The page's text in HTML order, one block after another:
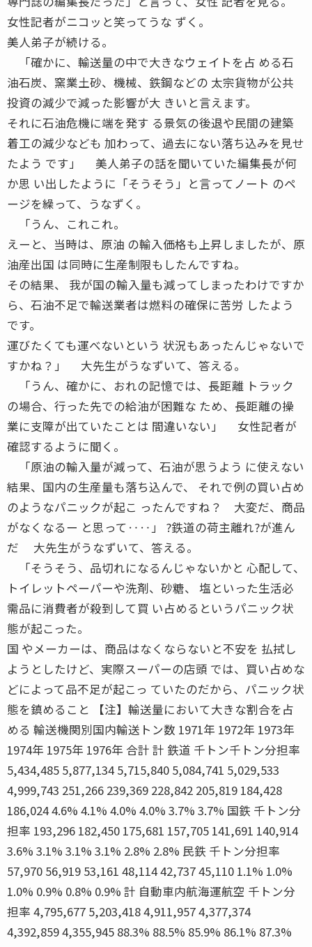
女性記者がニコッと笑ってうな ずく。
美人弟子が続ける。
「確かに、輸送量の中で大きなウェイトを占 める石
油石炭、窯業土砂、機械、鉄鋼などの 太宗貨物が公共
投資の減少で減った影響が大 きいと言えます。
それに石油危機に端を発す る景気の後退や民間の建築
着工の減少なども 加わって、過去にない落ち込みを見せ
たよう です」 美人弟子の話を聞いていた編集長が何
か思 い出したように「そうそう」と言ってノート のペ
ージを繰って、うなずく。
「うん、これこれ。
えーと、当時は、原油 の輸入価格も上昇しましたが、原
油産出国 は同時に生産制限もしたんですね。
その結果、 我が国の輸入量も減ってしまったわけですか
ら、石油不足で輸送業者は燃料の確保に苦労 したよう
です。
運びたくても運べないという 状況もあったんじゃないで
すかね？」 大先生がうなずいて、答える。
「うん、確かに、おれの記憶では、長距離 トラック
の場合、行った先での給油が困難な ため、長距離の操
業に支障が出ていたことは 間違いない」 女性記者が
確認するように聞く。
「原油の輸入量が減って、石油が思うよう に使えない
結果、国内の生産量も落ち込んで、 それで例の買い占め
のようなパニックが起こ ったんですね？ 大変だ、商品
がなくなるー と思って‥‥」 ?鉄道の荷主離れ?が進ん
だ 大先生がうなずいて、答える。
「そうそう、品切れになるんじゃないかと 心配して、
トイレットペーパーや洗剤、砂糖、 塩といった生活必
需品に消費者が殺到して買 い占めるというパニック状
態が起こった。
国 やメーカーは、商品はなくならないと不安を 払拭し
ようとしたけど、実際スーパーの店頭 では、買い占めな
どによって品不足が起こっ ていたのだから、パニック状
態を鎮めること 【注】輸送量において大きな割合を占
める 輸送機関別国内輸送トン数 1971年 1972年 1973年
1974年 1975年 1976年 合計 計 鉄道 千トン千トン分担率
5,434,485 5,877,134 5,715,840 5,084,741 5,029,533
4,999,743 251,266 239,369 228,842 205,819 184,428
186,024 4.6% 4.1% 4.0% 4.0% 3.7% 3.7% 国鉄 千トン分
担率 193,296 182,450 175,681 157,705 141,691 140,914
3.6% 3.1% 3.1% 3.1% 2.8% 2.8% 民鉄 千トン分担率
57,970 56,919 53,161 48,114 42,737 45,110 1.1% 1.0%
1.0% 0.9% 0.8% 0.9% 計 自動車内航海運航空 千トン分
担率 4,795,677 5,203,418 4,911,957 4,377,374
4,392,859 4,355,945 88.3% 88.5% 85.9% 86.1% 87.3%